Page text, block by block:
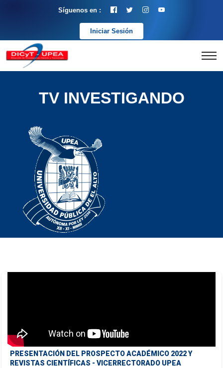
Síguenos en :
Iniciar Sesión
TV INVESTIGANDO
PRESENTACIÓN DEL PROSPECTO ACADÉMICO 2022 Y
REVISTAS CIENTÍFICAS - VICERRECTORADO UPEA